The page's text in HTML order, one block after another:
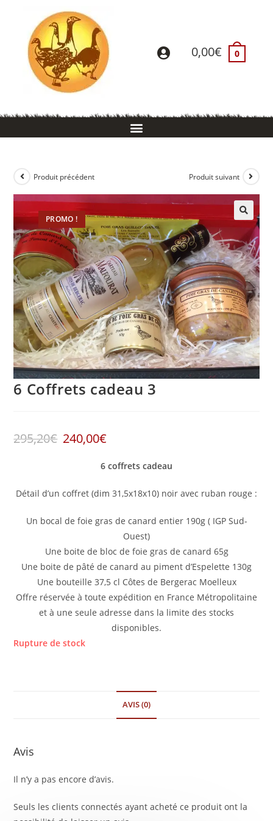
0,00€ 0
PROMO !
Produit précédent Produit suivant
6 Coffrets cadeau 3
295,20€ 240,00€
6 coffrets cadeau
Détail d’un coffret (dim 31,5x18x10) noir avec ruban rouge :
Un bocal de foie gras de canard entier 190g ( IGP Sud-
Ouest)
Une boite de bloc de foie gras de canard 65g
Une boite de pâté de canard au piment d’Espelette 130g
Une bouteille 37,5 cl Côtes de Bergerac Moelleux
Offre réservée à toute expédition en France Métropolitaine
et à une seule adresse dans la limite des stocks
disponibles.
Rupture de stock
AVIS (0)
Avis
Il n’y a pas encore d’avis.
Seuls les clients connectés ayant acheté ce produit ont la